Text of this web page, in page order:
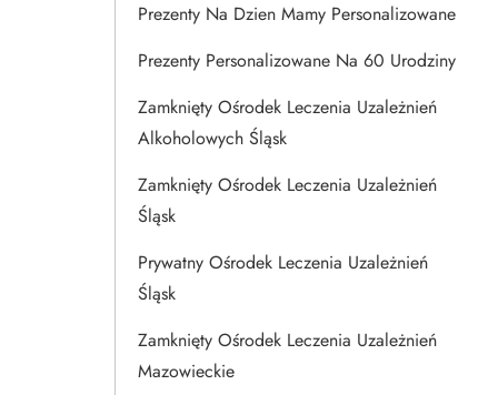
Prezenty Na Dzien Mamy Personalizowane
Prezenty Personalizowane Na 60 Urodziny
Zamknięty Ośrodek Leczenia Uzależnień
Alkoholowych Śląsk
Zamknięty Ośrodek Leczenia Uzależnień
Śląsk
Prywatny Ośrodek Leczenia Uzależnień
Śląsk
Zamknięty Ośrodek Leczenia Uzależnień
Mazowieckie